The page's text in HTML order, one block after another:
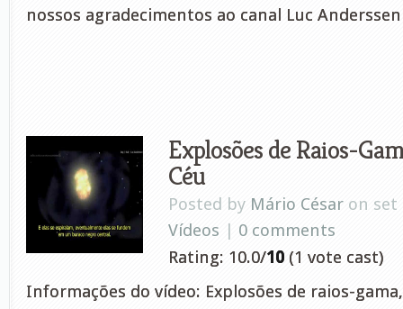
nossos agradecimentos ao canal Luc
Explosões de Raios-
Céu
Posted by Mário César on set
Vídeos | 0 comments
Rating: 10.0/10 (1 vote cast)
Informações do vídeo: Explosões de raios-